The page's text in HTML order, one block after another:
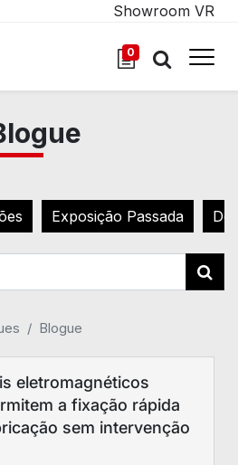
0
Showroom VR
Exposição Passada
Blogue
eletromagnéticos
a fixação rápida
sem intervenção